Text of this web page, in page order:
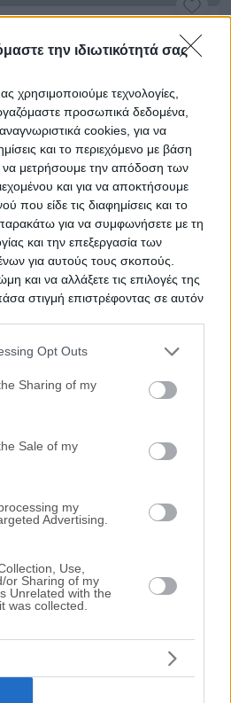
την ιδιωτικότητά σας
χρησιμοποιούμε τεχνολογίες,
προσωπικά δεδομένα,
cookies, για να
και το περιεχόμενο με βάση
να μετρήσουμε την απόδοση των
και για να αποκτήσουμε
που είδε τις διαφημίσεις και το
για να συμφωνήσετε με τη
και την επεξεργασία των
για αυτούς τους σκοπούς.
και να αλλάξετε τις επιλογές της
στιγμή επιστρέφοντας σε αυτόν
store information including but
behaviour. You may click to
and its third-party tags to
purposes in below Google
Opt Outs
Sharing of my
Sale of my
my
Advertising.
Use,
or Sharing of my
Unrelated with the
was collected.
Πύλη, Νομός Τρικάλων
Ημ. Διεξαγωγής:
30/09/2026
Ημ. Διεξαγωγής:
01/10/2026
σας για να λαμβάνετε
νέα ακίνητα
πλειστηριασμό
λίστα με τους
σεΠύλη, η οποία ανανεώνεται
τα φίλτρα αναζήτησης μπορείτε
να επιλέξετε αυτό που ταιριάζει